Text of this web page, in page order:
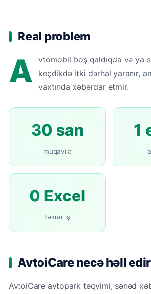
Real problem
A
vtomobil boş qaldıqda və ya
keçdikdə itki dərhal yaranır,
vaxtında xəbərdar etmir.
30 san
müqavilə
1
0 Excel
təkrar iş
AvtoiCare necə həll
AvtoiCare avtopark təqvimi, sənəd